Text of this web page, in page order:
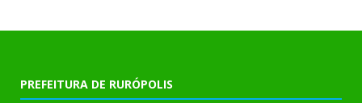
PREFEITURA DE RURÓPOLIS